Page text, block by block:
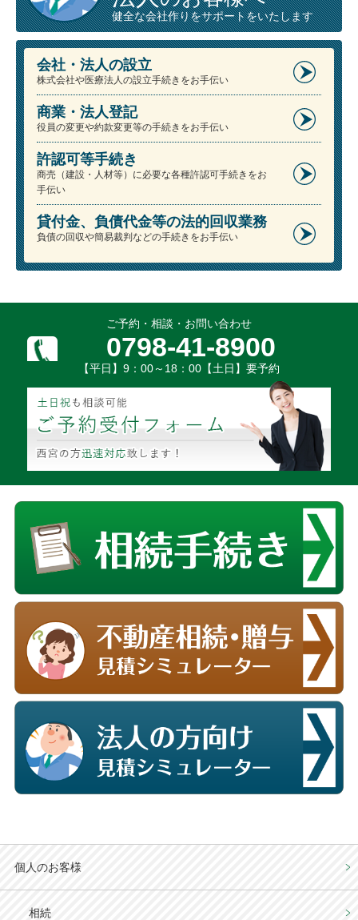
健全な会社作りをサポートをいたします
会社・法人の設立
株式会社や医療法人の設立手続きをお手伝い
商業・法人登記
役員の変更や約款変更等の手続きをお手伝い
許認可等手続き
商売（建設・人材等）に必要な各種許認可手続きをお
手伝い
貸付金、負債代金等の法的回収業務
負債の回収や簡易裁判などの手続きをお手伝い
ご予約・相談・お問い合わせ
0798-41-8900
【平日】9：00～18：00【土日】要予約
個人のお客様
相続